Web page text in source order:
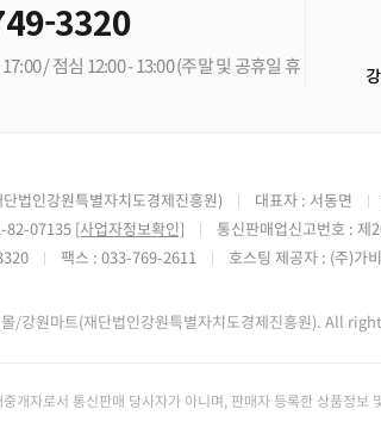
3320
/ 점심 12:00 - 13:00(주말 및 공휴일 휴
법인강원특별자치도경제진흥원) 대표자 : 서동면
82-07135 [사업자정보확인] 통신판매업신고번호 :
팩스 : 033-769-2611 호스팅 제공자 : (주)가
/강원마트(재단법인강원특별자치도경제진흥원). All
개자로서 통신판매 당사자가 아니며, 판매자 등록한 상품정보